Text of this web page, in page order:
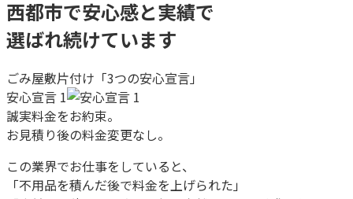
西都市で安心感と実績で
選ばれ続けています
ごみ屋敷片付け「3つの安心宣言」
安心宣言 1
誠実料金をお約束。
お見積り後の料金変更なし。
この業界でお仕事をしていると、
「不用品を積んだ後で料金を上げられた」